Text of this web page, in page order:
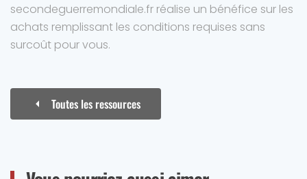
secondeguerremondiale.fr réalise un bénéfice sur les
achats remplissant les conditions requises sans
surcoût pour vous.
Toutes les ressources